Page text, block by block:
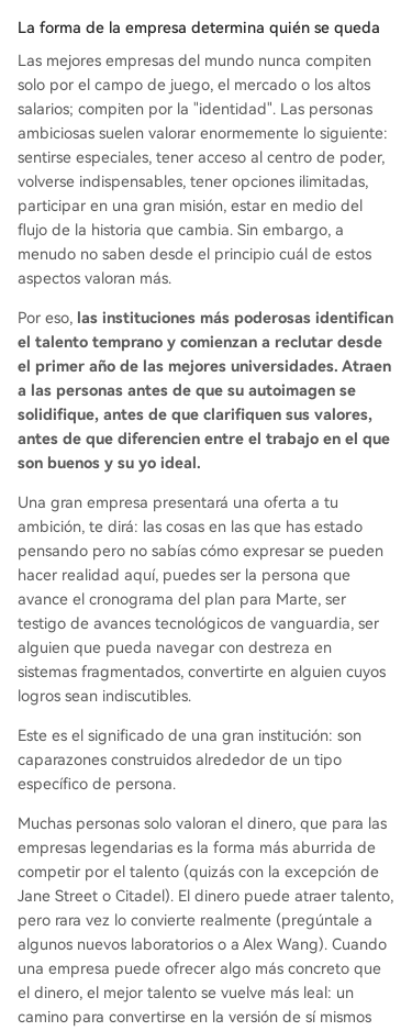
La forma de la empresa determina quién se queda
Las mejores empresas del mundo nunca compiten
solo por el campo de juego, el mercado o los altos
salarios; compiten por la "identidad". Las personas
ambiciosas suelen valorar enormemente lo siguiente:
sentirse especiales, tener acceso al centro de poder,
volverse indispensables, tener opciones ilimitadas,
participar en una gran misión, estar en medio del
flujo de la historia que cambia. Sin embargo, a
menudo no saben desde el principio cuál de estos
aspectos valoran más.
Por eso, las instituciones más poderosas identifican
el talento temprano y comienzan a reclutar desde
el primer año de las mejores universidades. Atraen
a las personas antes de que su autoimagen se
solidifique, antes de que clarifiquen sus valores,
antes de que diferencien entre el trabajo en el que
son buenos y su yo ideal.
Una gran empresa presentará una oferta a tu
ambición, te dirá: las cosas en las que has estado
pensando pero no sabías cómo expresar se pueden
hacer realidad aquí, puedes ser la persona que
avance el cronograma del plan para Marte, ser
testigo de avances tecnológicos de vanguardia, ser
alguien que pueda navegar con destreza en
sistemas fragmentados, convertirte en alguien cuyos
logros sean indiscutibles.
Este es el significado de una gran institución: son
caparazones construidos alrededor de un tipo
específico de persona.
Muchas personas solo valoran el dinero, que para las
empresas legendarias es la forma más aburrida de
competir por el talento (quizás con la excepción de
Jane Street o Citadel). El dinero puede atraer talento,
pero rara vez lo convierte realmente (pregúntale a
algunos nuevos laboratorios o a Alex Wang). Cuando
una empresa puede ofrecer algo más concreto que
el dinero, el mejor talento se vuelve más leal: un
camino para convertirse en la versión de sí mismos